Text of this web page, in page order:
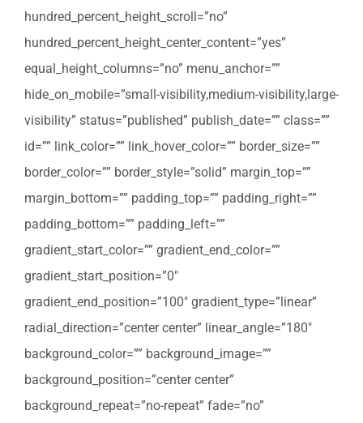
hundred_percent_height_scroll=”no”
hundred_percent_height_center_content=”yes”
equal_height_columns=”no” menu_anchor=””
hide_on_mobile=”small-visibility,medium-visibility,large-
visibility” status=”published” publish_date=”” class=””
id=”” link_color=”” link_hover_color=”” border_size=””
border_color=”” border_style=”solid” margin_top=””
margin_bottom=”” padding_top=”” padding_right=””
padding_bottom=”” padding_left=””
gradient_start_color=”” gradient_end_color=””
gradient_start_position=”0″
gradient_end_position=”100″ gradient_type=”linear”
radial_direction=”center center” linear_angle=”180″
background_color=”” background_image=””
background_position=”center center”
background_repeat=”no-repeat” fade=”no”